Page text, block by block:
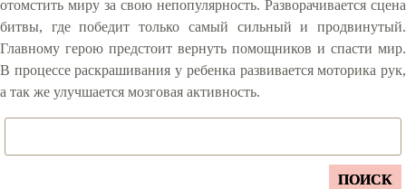
ПОИСК
отомстить миру за свою непопулярность. Разворачивается сцена
битвы, где победит только самый сильный и продвинутый.
Главному герою предстоит вернуть помощников и спасти мир.
В процессе раскрашивания у ребенка развивается моторика рук,
а так же улучшается мозговая активность.